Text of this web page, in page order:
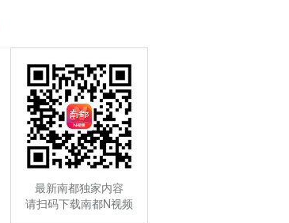
最新南都独家内容
请扫码下载南都N视频